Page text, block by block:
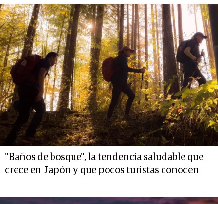
"Baños de bosque", la tendencia saludable que
crece en Japón y que pocos turistas conocen